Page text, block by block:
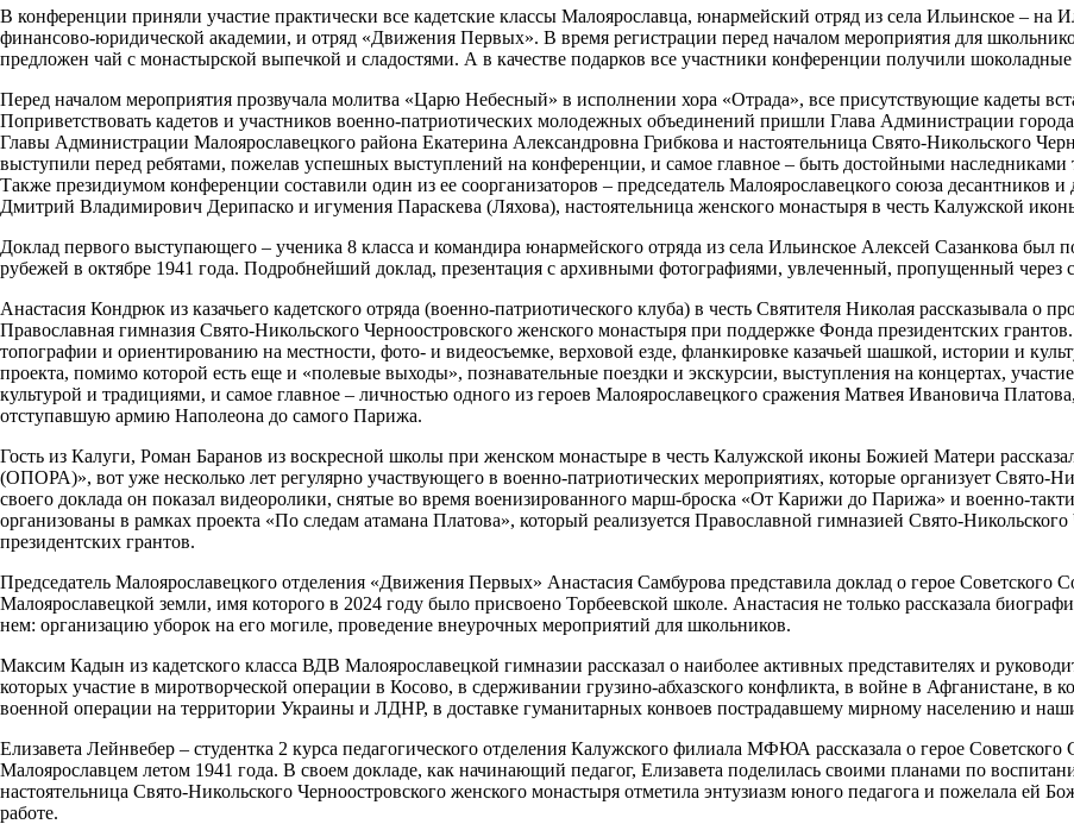
В конференции приняли участие практически все кадетские классы Малоярославца, юнармейский отряд из села Ильинское –
финансово-юридической академии, и отряд «Движения Первых». В время регистрации перед началом мероприятия для
предложен чай с монастырской выпечкой и сладостями. А в качестве подарков все участники конференции получили
Перед началом мероприятия прозвучала молитва «Царю Небесный» в исполнении хора «Отрада», все присутствующие кадеты
Поприветствовать кадетов и участников военно-патриотических молодежных объединений пришли Глава Администрации
Главы Администрации Малоярославецкого района Екатерина Александровна Грибкова и настоятельница Свято-Никольского
выступили перед ребятами, пожелав успешных выступлений на конференции, и самое главное – быть достойными
Также президиумом конференции составили один из ее соорганизаторов – председатель Малоярославецкого союза десантников
Дмитрий Владимирович Дерипаско и игумения Параскева (Ляхова), настоятельница женского монастыря в честь Калужской
Доклад первого выступающего – ученика 8 класса и командира юнармейского отряда из села Ильинское Алексей Сазанкова
рубежей в октябре 1941 года. Подробнейший доклад, презентация с архивными фотографиями, увлеченный, пропущенный через
Анастасия Кондрюк из казачьего кадетского отряда (военно-патриотического клуба) в честь Святителя Николая рассказывала о
Православная гимназия Свято-Никольского Черноостровского женского монастыря при поддержке Фонда президентских
топографии и ориентированию на местности, фото- и видеосъемке, верховой езде, фланкировке казачьей шашкой, истории и
проекта, помимо которой есть еще и «полевые выходы», познавательные поездки и экскурсии, выступления на концертах,
культурой и традициями, и самое главное – личностью одного из героев Малоярославецкого сражения Матвея Ивановича
отступавшую армию Наполеона до самого Парижа.
Гость из Калуги, Роман Баранов из воскресной школы при женском монастыре в честь Калужской иконы Божией Матери
(ОПОРА)», вот уже несколько лет регулярно участвующего в военно-патриотических мероприятиях, которые организует
своего доклада он показал видеоролики, снятые во время военизированного марш-броска «От Карижи до Парижа» и военно-
организованы в рамках проекта «По следам атамана Платова», который реализуется Православной гимназией Свято-
президентских грантов.
Председатель Малоярославецкого отделения «Движения Первых» Анастасия Самбурова представила доклад о герое Советского
Малоярославецкой земли, имя которого в 2024 году было присвоено Торбеевской школе. Анастасия не только рассказала
нем: организацию уборок на его могиле, проведение внеурочных мероприятий для школьников.
Максим Кадын из кадетского класса ВДВ Малоярославецкой гимназии рассказал о наиболее активных представителях и
которых участие в миротворческой операции в Косово, в сдерживании грузино-абхазского конфликта, в войне в Афганистане, в
военной операции на территории Украины и ЛДНР, в доставке гуманитарных конвоев пострадавшему мирному населению и
Елизавета Лейнвебер – студентка 2 курса педагогического отделения Калужского филиала МФЮА рассказала о герое
Малоярославцем летом 1941 года. В своем докладе, как начинающий педагог, Елизавета поделилась своими планами по
настоятельница Свято-Никольского Черноостровского женского монастыря отметила энтузиазм юного педагога и пожелала ей
работе.